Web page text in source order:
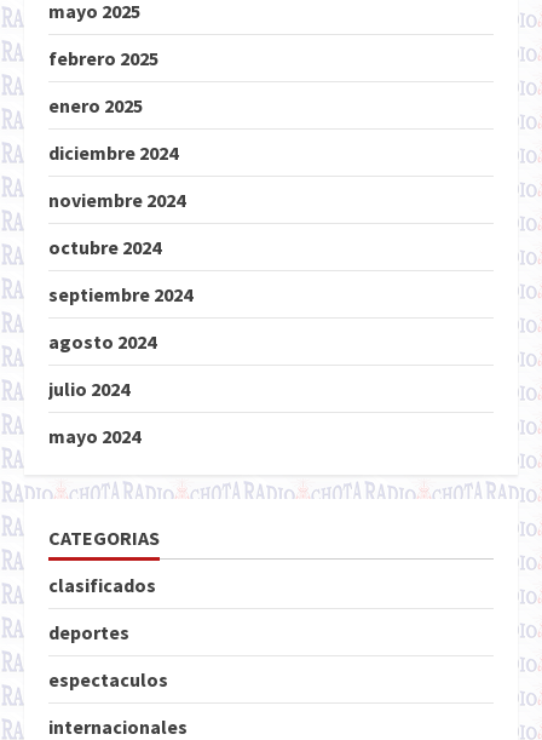
mayo 2025
febrero 2025
enero 2025
diciembre 2024
noviembre 2024
octubre 2024
septiembre 2024
agosto 2024
julio 2024
mayo 2024
CATEGORIAS
clasificados
deportes
espectaculos
internacionales